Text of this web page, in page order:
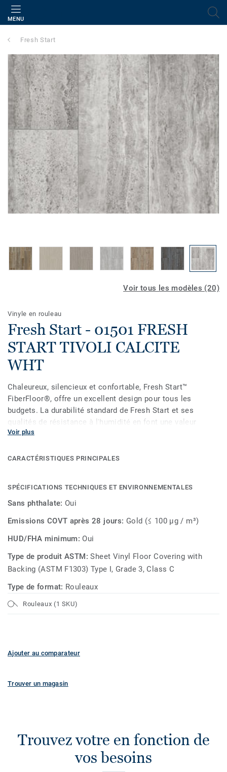
MENU
Fresh Start
Voir tous les modèles (20)
Vinyle en rouleau
Fresh Start - 01501 FRESH
START TIVOLI CALCITE
WHT
Chaleureux, silencieux et confortable, Fresh Start™
FiberFloor®, offre un excellent design pour tous les
budgets. La durabilité standard de Fresh Start et ses
qualités de résistance à l'humidité en font une valeur
idéale pour les endroits à faible circulation comme les
Voir plus
CARACTÉRISTIQUES PRINCIPALES
SPÉCIFICATIONS TECHNIQUES ET ENVIRONNEMENTALES
Sans phthalate:Oui
Emissions COVT après 28 jours: Gold (≤ 100 µg / m³)
HUD/FHA minimum:Oui
Type de produit ASTM:Sheet Vinyl Floor Covering with
Backing (ASTM F1303) Type I, Grade 3, Class C
Type de format: Rouleaux
Rouleaux (1 SKU)
Ajouter au comparateur
Trouver un magasin
Trouvez votre en fonction de
vos besoins